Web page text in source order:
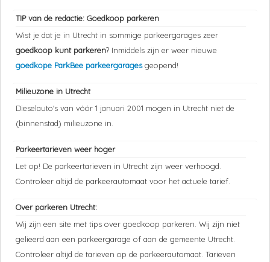
TIP van de redactie: Goedkoop parkeren
Wist je dat je in Utrecht in sommige parkeergarages zeer
goedkoop kunt parkeren? Inmiddels zijn er weer nieuwe
goedkope ParkBee parkeergaragesgeopend!
Milieuzone in Utrecht
Dieselauto's van vóór 1 januari 2001 mogen in Utrecht niet de
(binnenstad) milieuzone in.
Parkeertarieven weer hoger
Let op! De parkeertarieven in Utrecht zijn weer verhoogd.
Controleer altijd de parkeerautomaat voor het actuele tarief.
Over parkeren Utrecht:
Wij zijn een site met tips over goedkoop parkeren. Wij zijn niet
gelieerd aan een parkeergarage of aan de gemeente Utrecht.
Controleer altijd de tarieven op de parkeerautomaat. Tarieven